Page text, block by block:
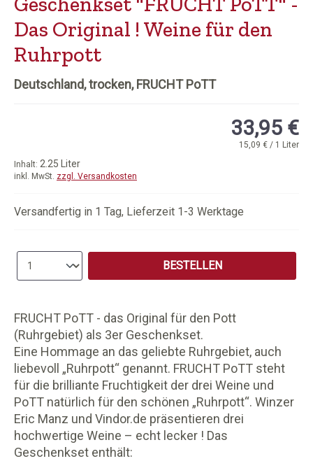
FRUCHT PoTT - das Original für den Pott
(Ruhrgebiet) als 3er Geschenkset.
Eine Hommage an das geliebte Ruhrgebiet, auch
liebevoll „Ruhrpott“ genannt. FRUCHT PoTT steht
für die brilliante Fruchtigkeit der drei Weine und
PoTT natürlich für den schönen „Ruhrpott“. Winzer
Eric Manz und Vindor.de präsentieren drei
hochwertige Weine – echt lecker ! Das
Geschenkset enthält:
Das Original ! Weine für den
Ruhrpott
Deutschland, trocken, FRUCHT PoTT
33,95 €
15,09 € / 1 Liter
Inhalt: 2.25 Liter
inkl. MwSt. zzgl. Versandkosten
Versandfertig in 1 Tag, Lieferzeit 1-3 Werktage
Produkt Anzahl: Gib den gewünschten
BESTELLEN